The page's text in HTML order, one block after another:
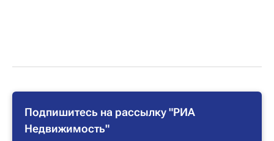
Подпишитесь на рассылку "РИА
Недвижимость"